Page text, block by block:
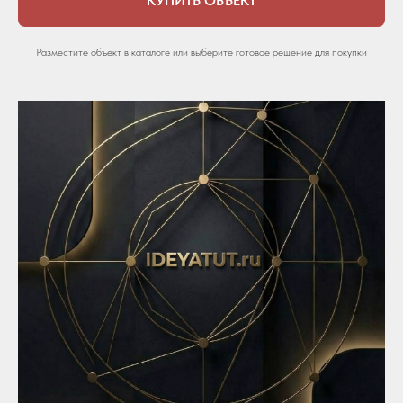
Разместите объект в каталоге или выберите готовое решение для покупки